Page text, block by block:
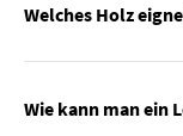
Welches Holz
Wie kann man ein